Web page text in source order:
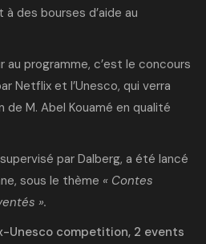
des bourses d’aide au
au programme, c’est le concours
Netflix et l’Unesco, qui verra
M. Abel Kouamé en qualité
par Dalberg, a été lancé
sous le thème « Contes
».
Unesco competition, 2 events